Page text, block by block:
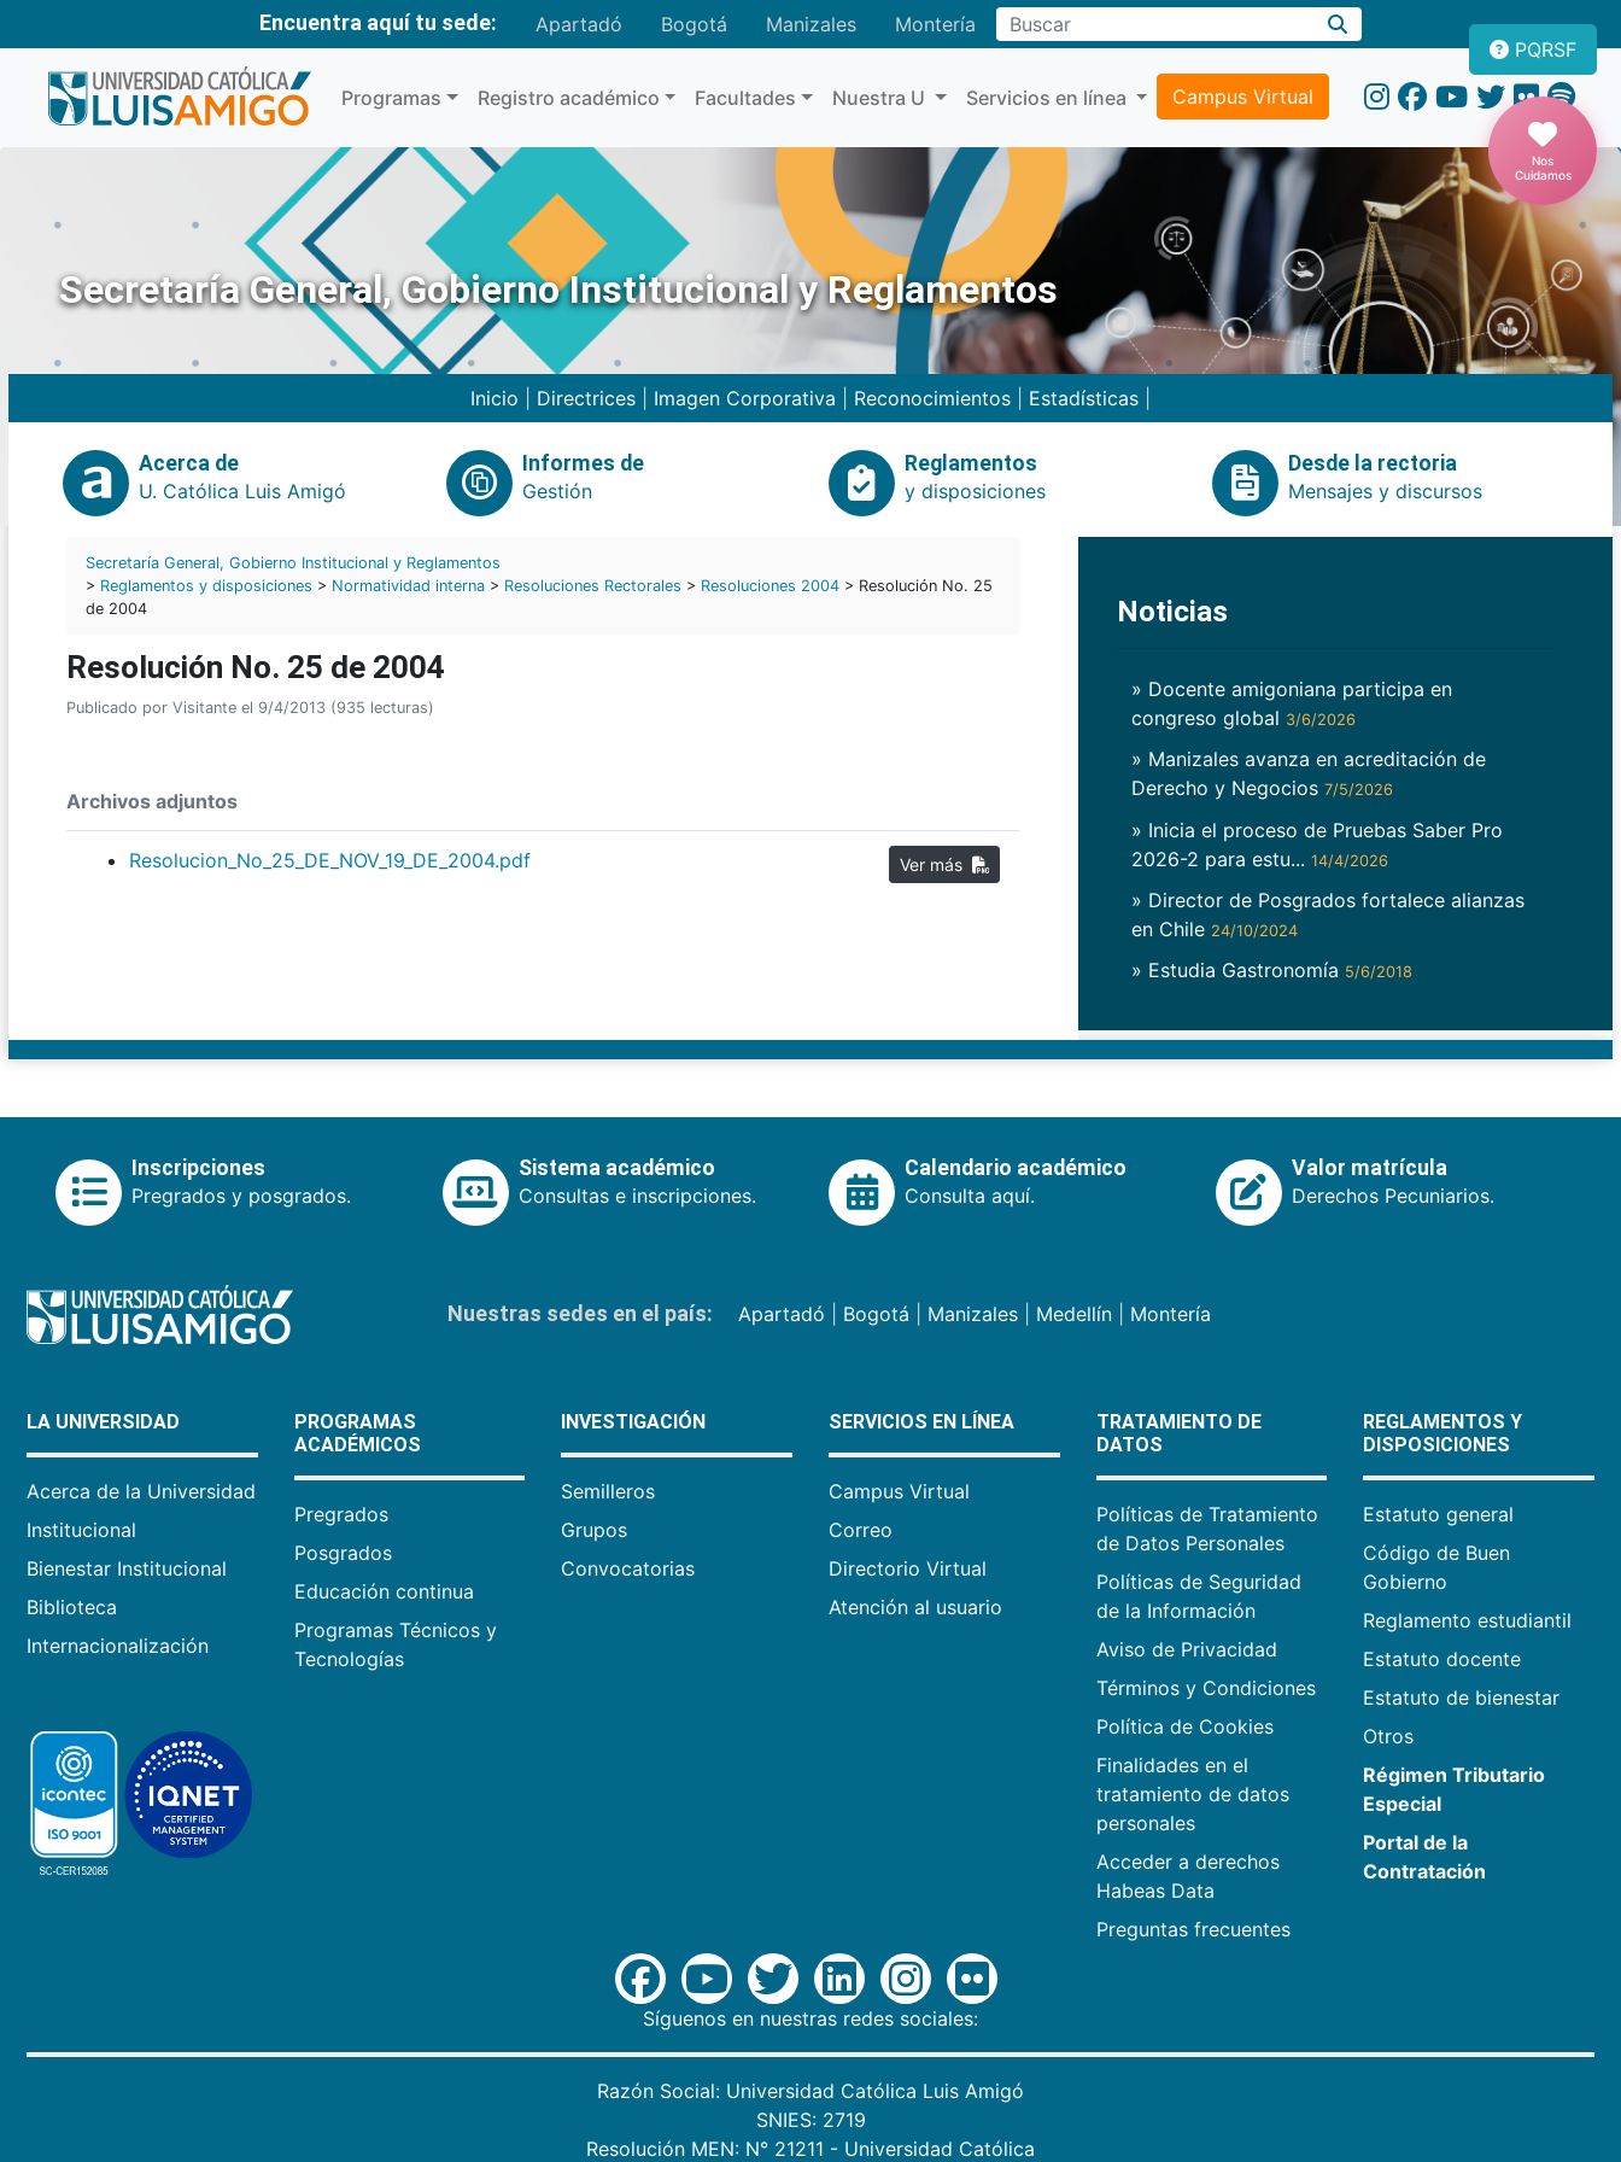
Encuentra aquí tu sede: Apartadó Bogotá Manizales MonteríaBuscar
Programas Registro académico Facultades Nuestra U Servicios en línea Campus Virtual
PQRSF
Nos
Cuidamos
Secretaría General, Gobierno Institucional y Reglamentos
Inicio Directrices Imagen Corporativa Reconocimientos Estadísticas
Acerca de
U. Católica Luis Amigó
Informes de
Gestión
Reglamentos
y disposiciones
Desde la rectoria
Mensajes y discursos
Secretaría General, Gobierno Institucional y Reglamentos
> Reglamentos y disposiciones > Normatividad interna > Resoluciones Rectorales > Resoluciones 2004 > Resolución No. 25
de 2004
Resolución No. 25 de 2004
Publicado por Visitante el 9/4/2013 (935 lecturas)
Archivos adjuntos
Resolucion_No_25_DE_NOV_19_DE_2004.pdf
Noticias
» Docente amigoniana participa en
congreso global 3/6/2026
» Manizales avanza en acreditación de
Derecho y Negocios 7/5/2026
» Inicia el proceso de Pruebas Saber Pro
2026-2 para estu... 14/4/2026
» Director de Posgrados fortalece alianzas
en Chile 24/10/2024
» Estudia Gastronomía 5/6/2018
Inscripciones
Pregrados y posgrados.
Sistema académico
Consultas e inscripciones.
Calendario académico
Consulta aquí.
Valor matrícula
Derechos Pecuniarios.
Nuestras sedes en el país: Apartadó Bogotá Manizales| Medellín| Montería
LA UNIVERSIDAD
Acerca de la Universidad
Institucional
Bienestar Institucional
Biblioteca
Internacionalización
PROGRAMAS
ACADÉMICOS
Pregrados
Posgrados
Educación continua
Programas Técnicos y
Tecnologías
INVESTIGACIÓN
Semilleros
Grupos
Convocatorias
SERVICIOS EN LÍNEA
Campus Virtual
Correo
Directorio Virtual
Atención al usuario
TRATAMIENTO DE
DATOS
Políticas de Tratamiento
de Datos Personales
Políticas de Seguridad
de la Información
Aviso de Privacidad
Términos y Condiciones
Política de Cookies
Finalidades en el
tratamiento de datos
personales
Acceder a derechos
Habeas Data
Preguntas frecuentes
REGLAMENTOS Y
DISPOSICIONES
Estatuto general
Código de Buen
Gobierno
Reglamento estudiantil
Estatuto docente
Estatuto de bienestar
Otros
Régimen Tributario
Especial
Portal de la
Contratación
Síguenos en nuestras redes sociales:
Razón Social: Universidad Católica Luis Amigó
SNIES: 2719
Resolución MEN: N° 21211 - Universidad Católica